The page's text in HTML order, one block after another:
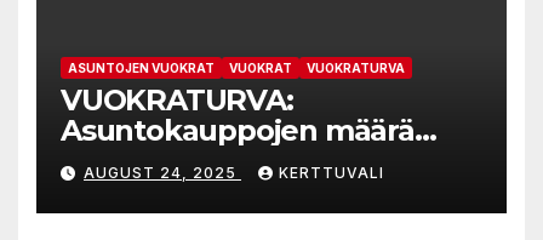
ASUNTOJEN VUOKRAT VUOKRAT VUOKRATURVA
VUOKRATURVA:
Asuntokauppojen määrä
kasvaa, koska ylitarjontaan
kypsyneet myyjät joustavat
kauppahinnoissa
AUGUST 24, 2025 KERTTUVALI